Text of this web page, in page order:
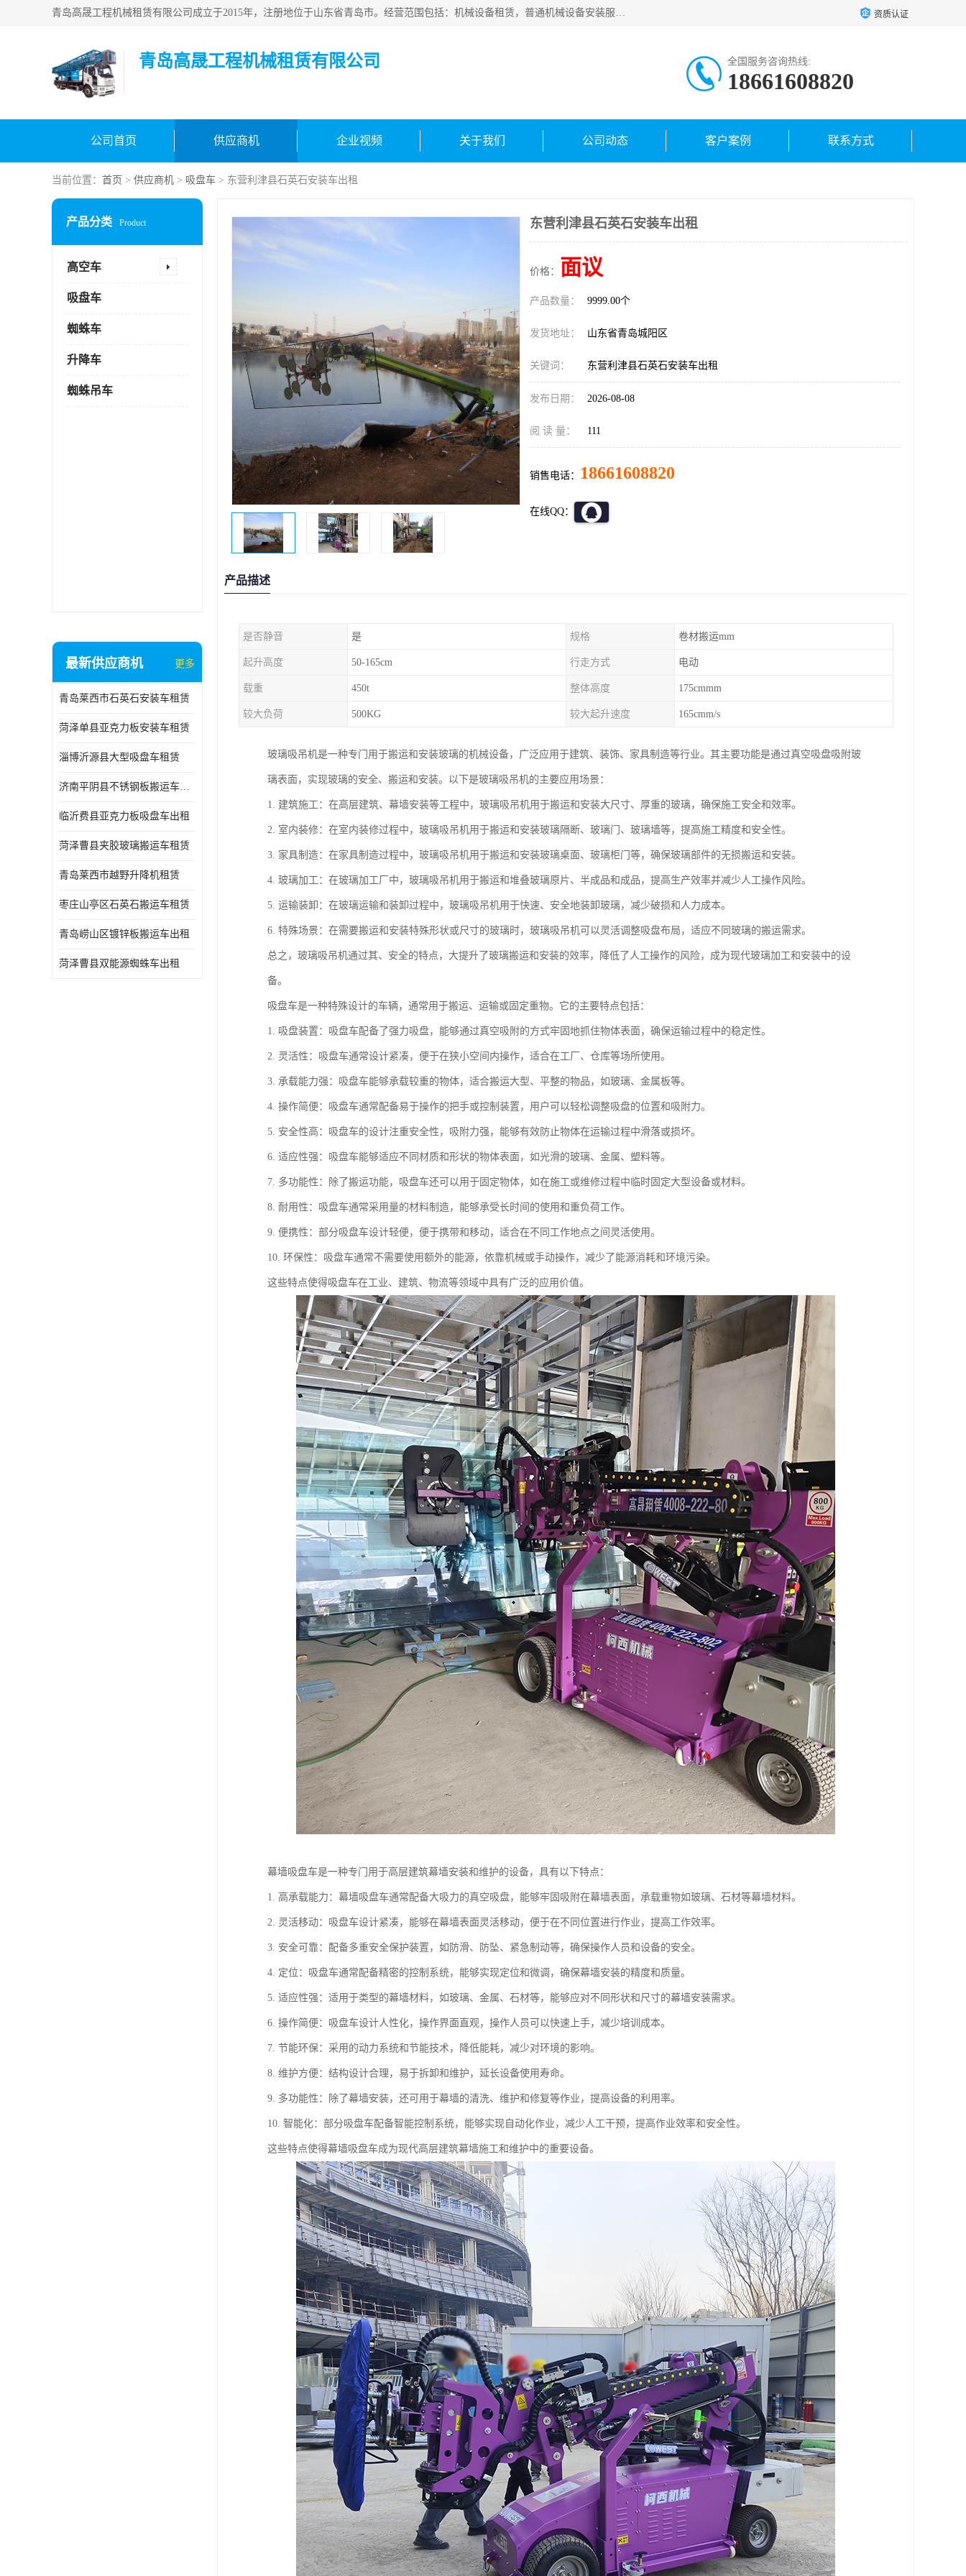
青岛高晟工程机械租赁有限公司成立于2015年，注册地位于山东省青岛市。经营范围包括：机械设备租赁，普通机械设备安装服务，电子、机械设备维护，专用设备修理，通用设备修理，机械设备销售，环境保护专用设备销售，建筑材料销售，专业保洁、清洗、消毒服务，劳动保护用品销售，信息技术咨询服务，汽车拖车、求援、清障服务，物业管理；工程管理服务，货物进出口，技术进出口，汽车销售，新能源汽车整车销售等。 资质认证
青岛高晟工程机械租赁有限公司 全国服务咨询热线:
18661608820
公司首页 供应商机 企业视频 关于我们 公司动态 客户案例 联系方式
当前位置： 首页 > 供应商机 > 吸盘车 > 东营利津县石英石安装车出租
产品分类 Product
高空车
吸盘车
蜘蛛车
升降车
蜘蛛吊车
最新供应商机 更多
青岛莱西市石英石安装车租赁
菏泽单县亚克力板安装车租赁
淄博沂源县大型吸盘车租赁
济南平阴县不锈钢板搬运车出租
临沂费县亚克力板吸盘车出租
菏泽曹县夹胶玻璃搬运车租赁
青岛莱西市越野升降机租赁
枣庄山亭区石英石搬运车租赁
青岛崂山区镀锌板搬运车出租
菏泽曹县双能源蜘蛛车出租
东营利津县石英石安装车出租
价格： 面议
产品数量： 9999.00个
发货地址： 山东省青岛城阳区
关键词： 东营利津县石英石安装车出租
发布日期： 2026-08-08
阅 读 量： 111
销售电话： 18661608820
在线QQ：
产品描述
是否静音 是 规格 卷材搬运mm
起升高度 50-165cm 行走方式 电动
载重 450t 整体高度 175cmmm
较大负荷 500KG 较大起升速度 165cmm/s
玻璃吸吊机是一种专门用于搬运和安装玻璃的机械设备，广泛应用于建筑、装饰、家具制造等行业。其主要功能是通过真空吸盘吸附玻
璃表面，实现玻璃的安全、搬运和安装。以下是玻璃吸吊机的主要应用场景：
1. 建筑施工：在高层建筑、幕墙安装等工程中，玻璃吸吊机用于搬运和安装大尺寸、厚重的玻璃，确保施工安全和效率。
2. 室内装修：在室内装修过程中，玻璃吸吊机用于搬运和安装玻璃隔断、玻璃门、玻璃墙等，提高施工精度和安全性。
3. 家具制造：在家具制造过程中，玻璃吸吊机用于搬运和安装玻璃桌面、玻璃柜门等，确保玻璃部件的无损搬运和安装。
4. 玻璃加工：在玻璃加工厂中，玻璃吸吊机用于搬运和堆叠玻璃原片、半成品和成品，提高生产效率并减少人工操作风险。
5. 运输装卸：在玻璃运输和装卸过程中，玻璃吸吊机用于快速、安全地装卸玻璃，减少破损和人力成本。
6. 特殊场景：在需要搬运和安装特殊形状或尺寸的玻璃时，玻璃吸吊机可以灵活调整吸盘布局，适应不同玻璃的搬运需求。
总之，玻璃吸吊机通过其、安全的特点，大提升了玻璃搬运和安装的效率，降低了人工操作的风险，成为现代玻璃加工和安装中的设
备。
吸盘车是一种特殊设计的车辆，通常用于搬运、运输或固定重物。它的主要特点包括：
1. 吸盘装置：吸盘车配备了强力吸盘，能够通过真空吸附的方式牢固地抓住物体表面，确保运输过程中的稳定性。
2. 灵活性：吸盘车通常设计紧凑，便于在狭小空间内操作，适合在工厂、仓库等场所使用。
3. 承载能力强：吸盘车能够承载较重的物体，适合搬运大型、平整的物品，如玻璃、金属板等。
4. 操作简便：吸盘车通常配备易于操作的把手或控制装置，用户可以轻松调整吸盘的位置和吸附力。
5. 安全性高：吸盘车的设计注重安全性，吸附力强，能够有效防止物体在运输过程中滑落或损坏。
6. 适应性强：吸盘车能够适应不同材质和形状的物体表面，如光滑的玻璃、金属、塑料等。
7. 多功能性：除了搬运功能，吸盘车还可以用于固定物体，如在施工或维修过程中临时固定大型设备或材料。
8. 耐用性：吸盘车通常采用量的材料制造，能够承受长时间的使用和重负荷工作。
9. 便携性：部分吸盘车设计轻便，便于携带和移动，适合在不同工作地点之间灵活使用。
10. 环保性：吸盘车通常不需要使用额外的能源，依靠机械或手动操作，减少了能源消耗和环境污染。
这些特点使得吸盘车在工业、建筑、物流等领域中具有广泛的应用价值。
幕墙吸盘车是一种专门用于高层建筑幕墙安装和维护的设备，具有以下特点：
1. 高承载能力：幕墙吸盘车通常配备大吸力的真空吸盘，能够牢固吸附在幕墙表面，承载重物如玻璃、石材等幕墙材料。
2. 灵活移动：吸盘车设计紧凑，能够在幕墙表面灵活移动，便于在不同位置进行作业，提高工作效率。
3. 安全可靠：配备多重安全保护装置，如防滑、防坠、紧急制动等，确保操作人员和设备的安全。
4. 定位：吸盘车通常配备精密的控制系统，能够实现定位和微调，确保幕墙安装的精度和质量。
5. 适应性强：适用于类型的幕墙材料，如玻璃、金属、石材等，能够应对不同形状和尺寸的幕墙安装需求。
6. 操作简便：吸盘车设计人性化，操作界面直观，操作人员可以快速上手，减少培训成本。
7. 节能环保：采用的动力系统和节能技术，降低能耗，减少对环境的影响。
8. 维护方便：结构设计合理，易于拆卸和维护，延长设备使用寿命。
9. 多功能性：除了幕墙安装，还可用于幕墙的清洗、维护和修复等作业，提高设备的利用率。
10. 智能化：部分吸盘车配备智能控制系统，能够实现自动化作业，减少人工干预，提高作业效率和安全性。
这些特点使得幕墙吸盘车成为现代高层建筑幕墙施工和维护中的重要设备。